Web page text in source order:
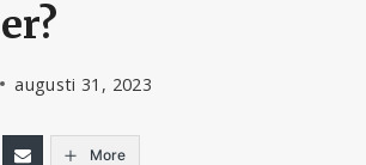
augusti 31, 2023
More